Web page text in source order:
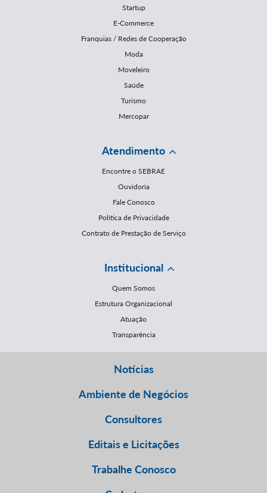
Startup
E-Commerce
Franquias / Redes de Cooperação
Moda
Moveleiro
Saúde
Turismo
Mercopar
Atendimento
Encontre o SEBRAE
Ouvidoria
Fale Conosco
Política de Privacidade
Contrato de Prestação de Serviço
Institucional
Quem Somos
Estrutura Organizacional
Atuação
Transparência
Notícias
Ambiente de Negócios
Consultores
Editais e Licitações
Trabalhe Conosco